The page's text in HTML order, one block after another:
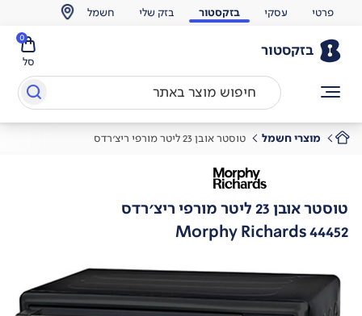
פרטי עסקי בזקסטור בזק שלי חשמל
בזקסטור
סל
0
מוצרי חשמל טוסטר אובן 23 ליטר מורפי ריצ'רדס
טוסטר אובן 23 ליטר מורפי ריצ'רדס
Morphy Richards 44452